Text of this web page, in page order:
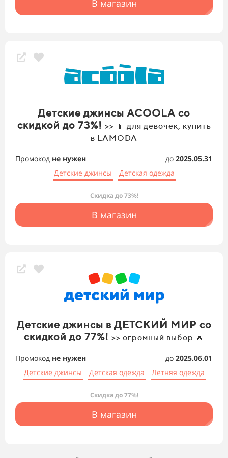
В магазин
Детские джинсы ACOOLA со
скидкой до 73%! >> 👧 для девочек, купить
в LAMODA
Промокод не нужен до 2025.05.31
Детские джинсы
Детская одежда
Скидка до 73%!
В магазин
Детские джинсы в ДЕТСКИЙ МИР со
скидкой до 77%! >> огромный выбор 🔥
Промокод не нужен до 2025.06.01
Детские джинсы
Детская одежда Летняя одежда
Скидка до 77%!
В магазин